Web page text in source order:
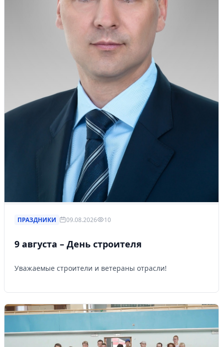
ПРАЗДНИКИ 09.08.2026 10
9 августа – День строителя
Уважаемые строители и ветераны отрасли!